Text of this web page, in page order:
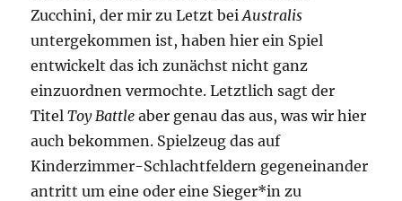
Zucchini, der mir zu Letzt beiAustralis
untergekommen ist, haben hier ein Spiel
entwickelt das ich zunächst nicht ganz
einzuordnen vermochte. Letztlich sagt der
TitelToy Battle aber genau das aus, was wir hier
auch bekommen. Spielzeug das auf
Kinderzimmer-Schlachtfeldern gegeneinander
antritt um eine oder eine Sieger*in zu